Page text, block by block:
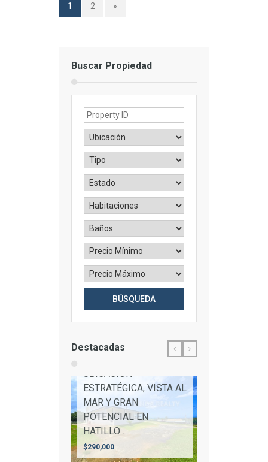
1 2 »
Buscar Propiedad
Destacadas
UBICACIÓN
ESTRATÉGICA, VISTA AL
MAR Y GRAN
POTENCIAL EN
HATILLO .
$290,000